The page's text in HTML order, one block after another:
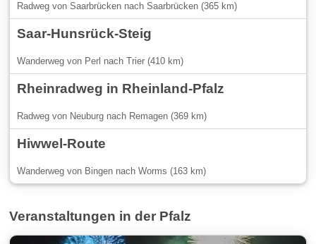
Radweg von Saarbrücken nach Saarbrücken (365 km)
Saar-Hunsrück-Steig
Wanderweg von Perl nach Trier (410 km)
Rheinradweg in Rheinland-Pfalz
Radweg von Neuburg nach Remagen (369 km)
Hiwwel-Route
Wanderweg von Bingen nach Worms (163 km)
Veranstaltungen in der Pfalz